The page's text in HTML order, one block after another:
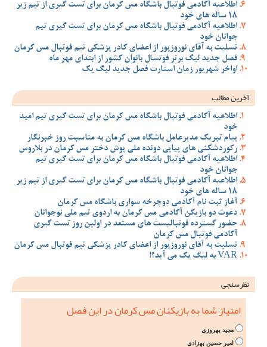
اطلاعیه آکادمی فوتبال باشگاه مس کرمان برای تست گیری از تیم زیر
18 ساله های خود
اطلاعیه آکادمی فوتبال باشگاه مس کرمان برای تست گیری تیم
جوانان خود
تسلیت به آقای نوروزپور از اعضای کادر پزشکی تیم فوتبال مس کرمان
فصل جدید لیگ برتر فوتسال بانوان کشور از ابتدای مهر ماه
اواخر شهریور زمان استارت فصل جدید لیگ یک
آخرین مطالب
اطلاعیه آکادمی فوتبال باشگاه مس کرمان برای تست گیری تیم امید
خود
پیام تبریک مدیرعامل باشگاه مس کرمان به مناسبت روز خبرنگار
رکوردشکنی های پیاپی دونده ملی پوش دختر مس کرمان در بلاروس
اطلاعیه آکادمی فوتبال باشگاه مس کرمان برای تست گیری تیم
جوانان خود
اطلاعیه آکادمی فوتبال باشگاه مس کرمان برای تست گیری از تیم زیر
18 ساله های خود
آغاز ثبت نام آکادمی دوچرخه سواری باشگاه مس کرمان
دعوت دو بازیکن آکادمی مس کرمان به اردوی تیم ملی نوجوانان
حضور گسترده فوتبالیست های مستعد در اولین روز تست گیری
آکادمی فوتبال مس کرمان
تسلیت به آقای نوروزپور از اعضای کادر پزشکی تیم فوتبال مس کرمان
VAR به لیگ یک می آید؟!
نظرسنجی
امتیاز شما به بازیکنان مس کرمان در این فصل
مجید بهروزی
امیر حسین بهزادی